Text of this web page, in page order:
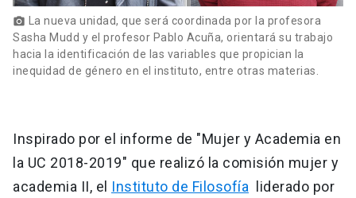
photo_camera La nueva unidad, que será coordinada por la profesora
Sasha Mudd y el profesor Pablo Acuña, orientará su trabajo
hacia la identificación de las variables que propician la
inequidad de género en el instituto, entre otras materias.
Inspirado por el informe de "Mujer y Academia en
la UC 2018-2019" que realizó la comisión mujer y
academia II, el Instituto de Filosofía liderado por